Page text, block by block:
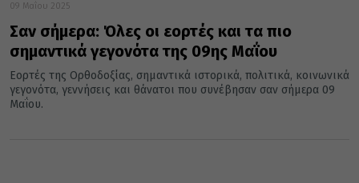
09 Μαΐου 2025
Σαν σήμερα: Όλες οι εορτές και τα πιο
σημαντικά γεγονότα της 09ης Μαΐου
Εορτές της Ορθοδοξίας, σημαντικά ιστορικά, πολιτικά, κοινωνικά
γεγονότα, γεννήσεις και θάνατοι που συνέβησαν σαν σήμερα 09
Μαΐου.